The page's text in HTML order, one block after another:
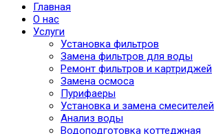
Главная
О нас
Услуги
Установка фильтров
Замена фильтров для воды
Ремонт фильтров и картриджей
Замена осмоса
Пурифаеры
Установка и замена смесителей
Анализ воды
Водоподготовка коттеджная